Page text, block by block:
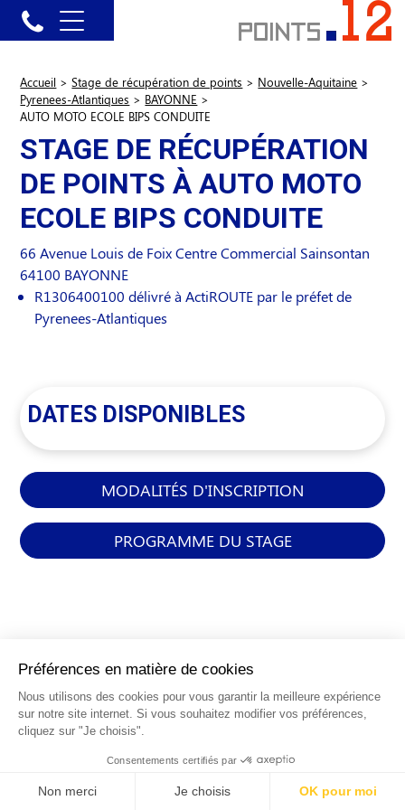
Accueil > Stage de récupération de points > Nouvelle-Aquitaine >
Pyrenees-Atlantiques > BAYONNE >
AUTO MOTO ECOLE BIPS CONDUITE
STAGE DE RÉCUPÉRATION
DE POINTS À AUTO MOTO
ECOLE BIPS CONDUITE
66 Avenue Louis de Foix Centre Commercial Sainsontan
64100 BAYONNE
R1306400100 délivré à ActiROUTE par le préfet de
Pyrenees-Atlantiques
DATES DISPONIBLES
MODALITÉS D'INSCRIPTION
PROGRAMME DU STAGE
INFORMATIONS
GÉNÉRALES
Qui sommes-nous ?
Mentions légales
info@points12.fr